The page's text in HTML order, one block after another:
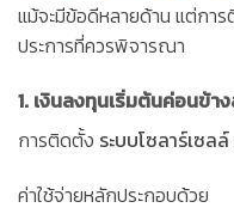
แม้จะมีข้อดีหลายด้าน แต่กา
ประการที่ควรพิจารณา
1. เงินลงทุนเริ่มต้นค่อนข้า
การติดตั้ง ระบบโซลาร์เซลล์
ค่าใช้จ่ายหลักประกอบด้วย